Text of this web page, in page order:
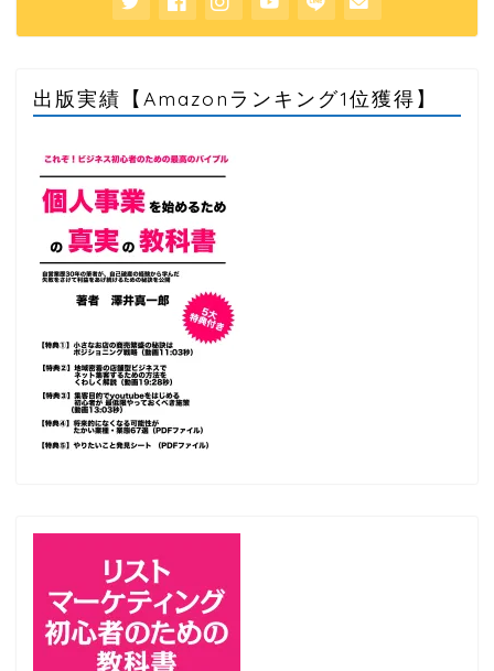
出版実績【Amazonランキング1位獲得】